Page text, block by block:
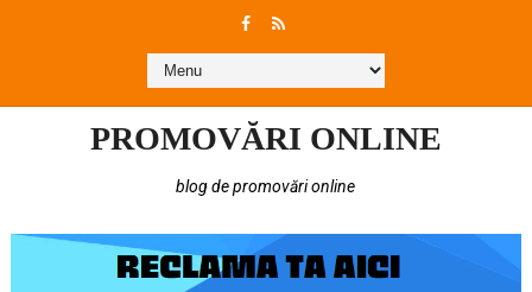
PROMOVĂRI ONLINE
blog de promovări online